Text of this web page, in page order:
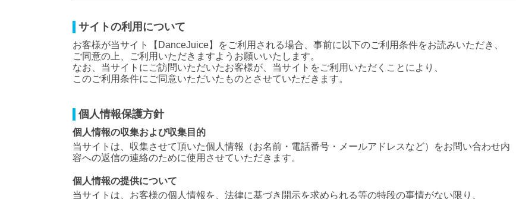
サイトの利用について
お客様が当サイト【DanceJuice】をご利用される場合、事前に以下のご利用条件をお読みいただき、
ご同意の上、ご利用いただきますようお願いいたします。
なお、当サイトにご訪問いただいたお客様が、当サイトをご利用いただくことにより、
このご利用条件にご同意いただいたものとさせていただきます。
個人情報保護方針
個人情報の収集および収集目的
当サイトは、収集させて頂いた個人情報（お名前・電話番号・メールアドレスなど）をお問い合わせ内
容への返信の連絡のために使用させていただきます。
個人情報の提供について
当サイトは、お客様の個人情報を、法律に基づき開示を求められる等の特段の事情がない限り、